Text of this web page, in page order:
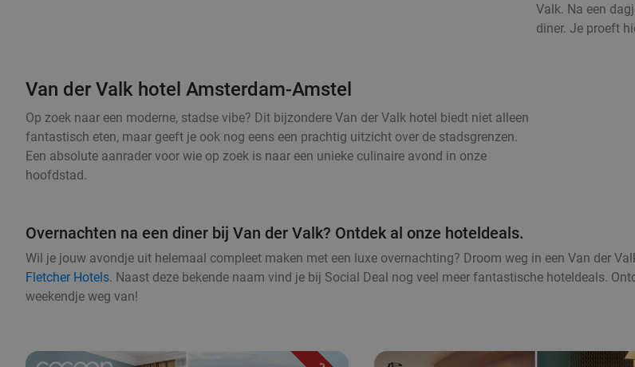
Valk. Na een
diner. Je proeft
Van der Valk hotel Amsterdam-Amstel
Op zoek naar een moderne, stadse vibe? Dit bijzondere Van der Valk hotel biedt niet alleen
fantastisch eten, maar geeft je ook nog eens een prachtig uitzicht over de stadsgrenzen.
Een absolute aanrader voor wie op zoek is naar een unieke culinaire avond in onze
hoofdstad.
Overnachten na een diner bij Van der Valk? Ontdek al onze hoteldeals.
Wil je jouw avondje uit helemaal compleet maken met een luxe overnachting? Droom weg in een Van der
Fletcher Hotels. Naast deze bekende naam vind je bij Social Deal nog veel meer fantastische hoteldeals.
weekendje weg van!